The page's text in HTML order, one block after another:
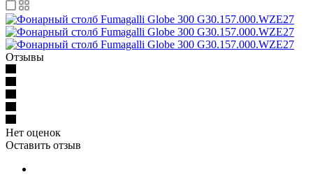
Отзывы
Нет оценок
Оставить отзыв